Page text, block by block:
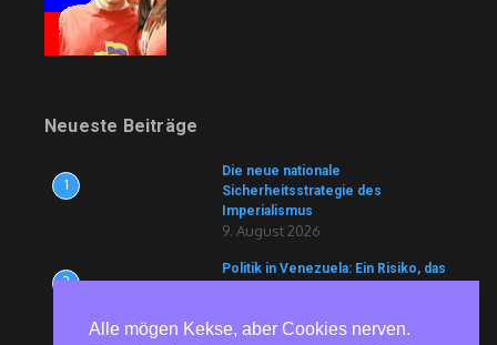
Neueste Beiträge
1
Die neue nationale
Sicherheitsstrategie des
Imperialismus
9. August 2026
2
Politik in Venezuela: Ein Risiko, das
9. August 2026
Alle mögen Kekse, aber Cookies nerven.